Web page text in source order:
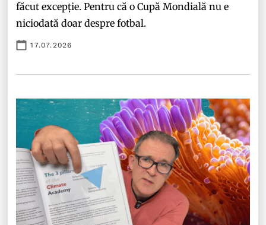
făcut excepție. Pentru că o Cupă Mondială nu e
niciodată doar despre fotbal.
17.07.2026